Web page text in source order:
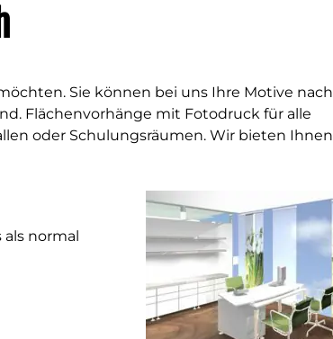
Sie können bei uns Ihre Motive
Flächenvorhänge mit Fotodruck für alle
oder Schulungsräumen. Wir bieten
normal